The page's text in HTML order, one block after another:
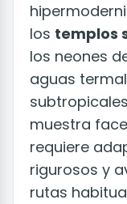
los templos
los neones
aguas
muestra
requiere
rigurosos y
rutas